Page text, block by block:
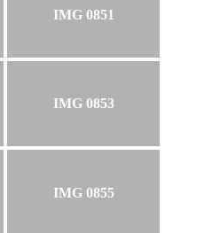
IMG 0851
IMG 0853
IMG 0855